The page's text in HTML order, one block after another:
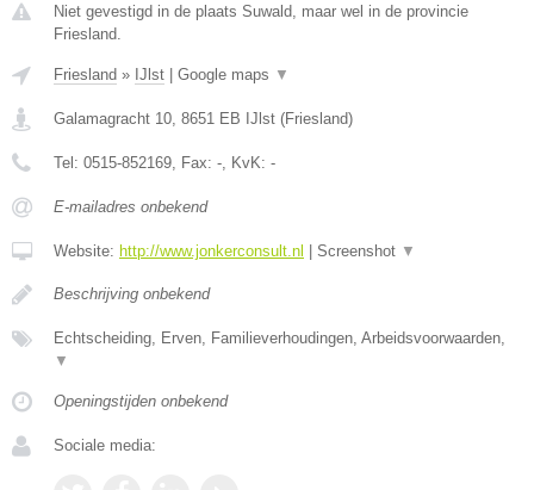
Niet gevestigd in de plaats Suwald, maar wel in de provincie
Friesland.
Friesland » IJlst Google maps ▼
Galamagracht 10 8651 EB IJlst (Friesland)
Tel: 0515-852169 , Fax: - , KvK: -
E-mailadres onbekend
Website: http://www.jonkerconsult.nl Screenshot ▼
Beschrijving onbekend
Echtscheiding, Erven, Familieverhoudingen, Arbeidsvoorwaarden,
▼
Openingstijden onbekend
Sociale media: